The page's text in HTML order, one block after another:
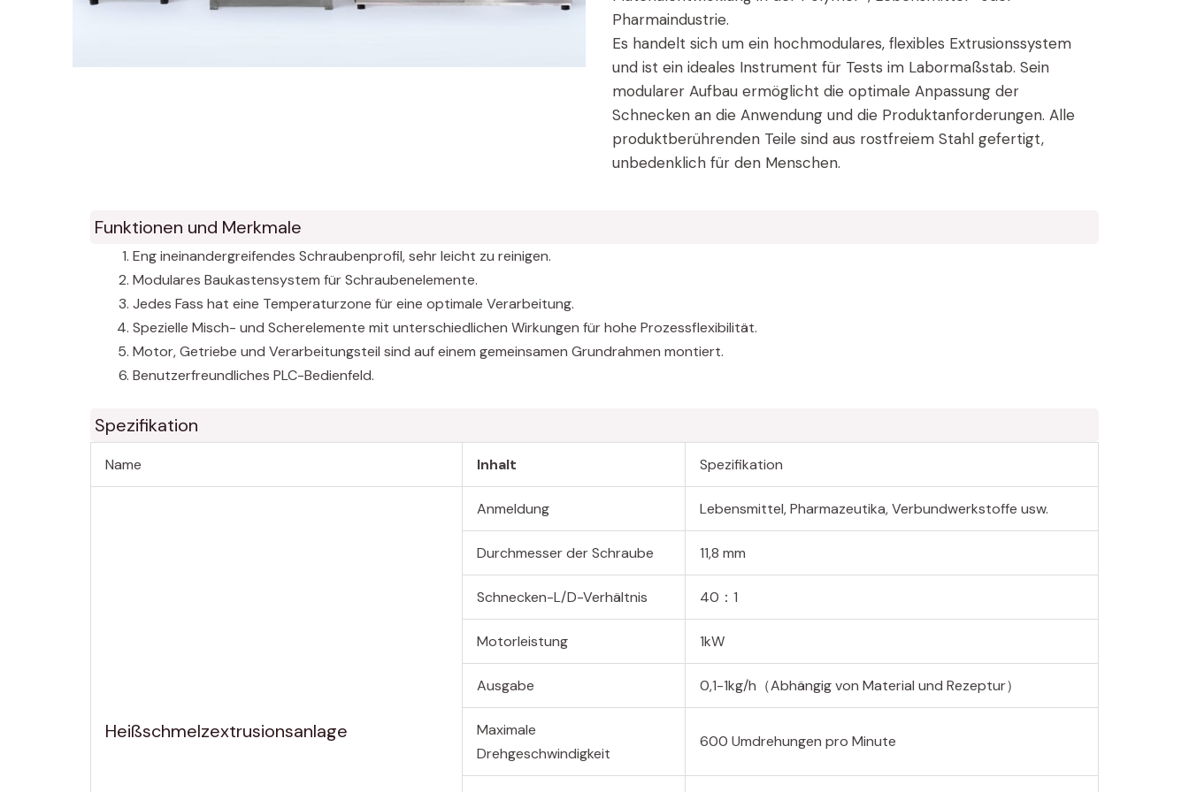
Pharmaindustrie.
Es handelt sich um ein hochmodulares, flexibles Extrusionssystem
und ist ein ideales Instrument für Tests im Labormaßstab. Sein
modularer Aufbau ermöglicht die optimale Anpassung der
Schnecken an die Anwendung und die Produktanforderungen. Alle
produktberührenden Teile sind aus rostfreiem Stahl gefertigt,
unbedenklich für den Menschen.
Funktionen und Merkmale
Eng ineinandergreifendes Schraubenprofil, sehr leicht zu reinigen.
Modulares Baukastensystem für Schraubenelemente.
Jedes Fass hat eine Temperaturzone für eine optimale Verarbeitung.
Spezielle Misch- und Scherelemente mit unterschiedlichen Wirkungen für hohe Prozessflexibilität.
Motor, Getriebe und Verarbeitungsteil sind auf einem gemeinsamen Grundrahmen montiert.
Benutzerfreundliches PLC-Bedienfeld.
Spezifikation
Name Inhalt Spezifikation
Heißschmelzextrusionsanlage
Anmeldung Lebensmittel, Pharmazeutika, Verbundwerkstoffe usw.
Durchmesser der Schraube 11,8 mm
Schnecken-L/D-Verhältnis 40：1
Motorleistung 1kW
Ausgabe 0,1-1kg/h（Abhängig von Material und Rezeptur）
Maximale
Drehgeschwindigkeit
600 Umdrehungen pro Minute